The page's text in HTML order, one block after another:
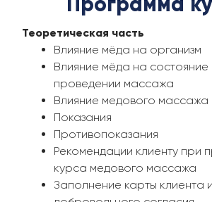
Теоретическая часть
Влияние мёда на организм
Влияние мёда на состояние
проведении массажа
Влияние медового массажа
Показания
Противопоказания
Рекомендации клиенту при
курса медового массажа
Заполнение карты клиента и